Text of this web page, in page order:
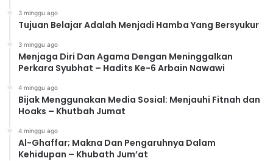
3 minggu ago
Tujuan Belajar Adalah Menjadi Hamba Yang Bersyukur
3 minggu ago
Menjaga Diri Dan Agama Dengan Meninggalkan
Perkara Syubhat – Hadits Ke-6 Arbain Nawawi
4 minggu ago
Bijak Menggunakan Media Sosial: Menjauhi Fitnah dan
Hoaks – Khutbah Jumat
4 minggu ago
Al-Ghaffar; Makna Dan Pengaruhnya Dalam
Kehidupan – Khubath Jum’at